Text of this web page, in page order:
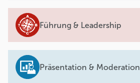
Führung & Leadership
Präsentation & Moderation